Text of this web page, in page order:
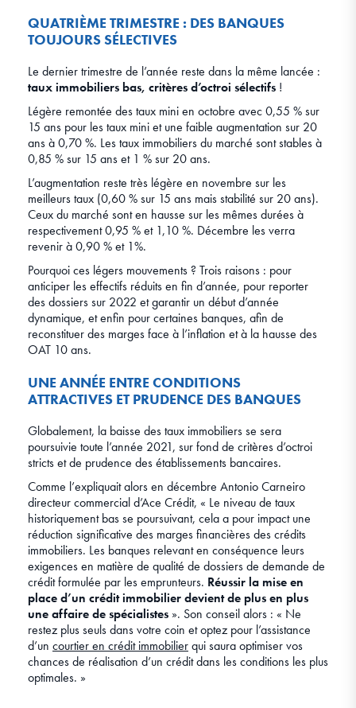
QUATRIÈME TRIMESTRE : DES BANQUES
TOUJOURS SÉLECTIVES
Le dernier trimestre de l’année reste dans la même lancée :
taux immobiliers bas, critères d’octroi sélectifs !
Légère remontée des taux mini en octobre avec 0,55 % sur
15 ans pour les taux mini et une faible augmentation sur 20
ans à 0,70 %. Les taux immobiliers du marché sont stables à
0,85 % sur 15 ans et 1 % sur 20 ans.
L’augmentation reste très légère en novembre sur les
meilleurs taux (0,60 % sur 15 ans mais stabilité sur 20 ans).
Ceux du marché sont en hausse sur les mêmes durées à
respectivement 0,95 % et 1,10 %. Décembre les verra
revenir à 0,90 % et 1%.
Pourquoi ces légers mouvements ? Trois raisons : pour
anticiper les effectifs réduits en fin d’année, pour reporter
des dossiers sur 2022 et garantir un début d’année
dynamique, et enfin pour certaines banques, afin de
reconstituer des marges face à l’inflation et à la hausse des
OAT 10 ans.
UNE ANNÉE ENTRE CONDITIONS
ATTRACTIVES ET PRUDENCE DES BANQUES
Globalement, la baisse des taux immobiliers se sera
poursuivie toute l’année 2021, sur fond de critères d’octroi
stricts et de prudence des établissements bancaires.
Comme l’expliquait alors en décembre Antonio Carneiro
directeur commercial d’Ace Crédit, « Le niveau de taux
historiquement bas se poursuivant, cela a pour impact une
réduction significative des marges financières des crédits
immobiliers. Les banques relevant en conséquence leurs
exigences en matière de qualité de dossiers de demande de
crédit formulée par les emprunteurs. Réussir la mise en
place d’un crédit immobilier devient de plus en plus
une affaire de spécialistes ». Son conseil alors : « Ne
restez plus seuls dans votre coin et optez pour l’assistance
d’un courtier en crédit immobilierqui saura optimiser vos
chances de réalisation d’un crédit dans les conditions les plus
optimales. »